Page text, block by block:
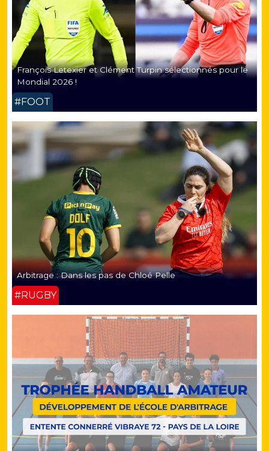
François Letexier et Clément Turpin sélectionnés pour le
Mondial 2026 !
#FOOT
Arbitrage : Dans les pas de Chloé Pelle
#RUGBY